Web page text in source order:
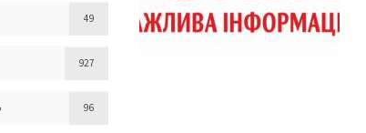
49
927
96